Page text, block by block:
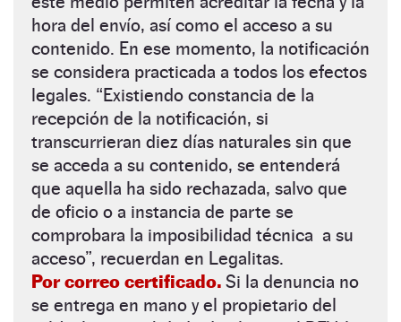
hora del envío, así como el acceso a su
contenido. En ese momento, la notificación
se considera practicada a todos los efectos
legales. “Existiendo constancia de la
recepción de la notificación, si
transcurrieran diez días naturales sin que
se acceda a su contenido, se entenderá
que aquella ha sido rechazada, salvo que
de oficio o a instancia de parte se
comprobara la imposibilidad técnica a su
acceso”, recuerdan en Legalitas.
Por correo certificado. Si la denuncia no
se entrega en mano y el propietario del